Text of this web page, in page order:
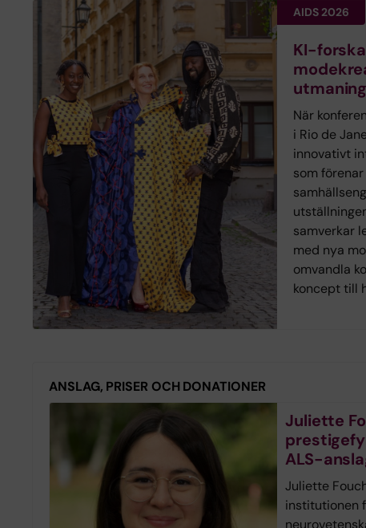
AIDS 2026
KI-
När
i Rio de
innovativt
som
samverkar
med nya
omvandla
koncept till
ANSLAG, PRISER OCH DONATIONER
Juliette
ALS-
Juliette
institutionen